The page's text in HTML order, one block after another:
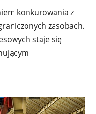
konkurowania z
zasobach.
staje się